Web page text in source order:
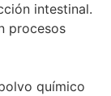
intestinal.
procesos
químico